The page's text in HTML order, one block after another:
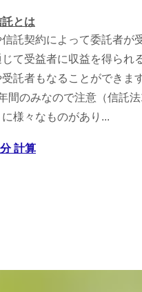
とは
信託契約によって委託者が
て受益者に収益を得られ
受託者もなることができま
間のみなので注意（信託
様々なものがあり...
計算